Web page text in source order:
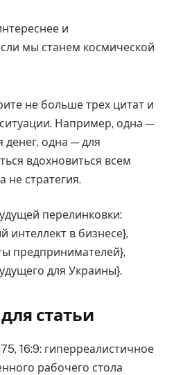
и
мы станем космической
не больше трех цитат и
Например, одна —
денег, одна — для
вдохновиться всем
не стратегия.
перелинковки:
интеллект в бизнесе},
предпринимателей},
для Украины}.
статьи
16:9: гиперреалистичное
рабочего стола